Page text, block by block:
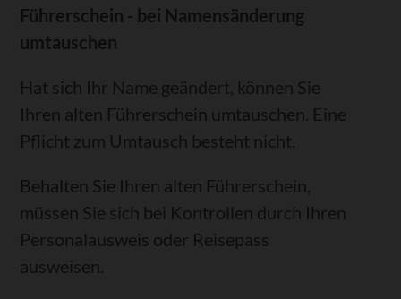
Führerschein - bei Namensänderung
umtauschen
Hat sich Ihr Name geändert, können Sie
Ihren alten Führerschein umtauschen. Eine
Pflicht zum Umtausch besteht nicht.
Behalten Sie Ihren alten Führerschein,
müssen Sie sich bei Kontrollen durch Ihren
Personalausweis oder Reisepass
ausweisen.